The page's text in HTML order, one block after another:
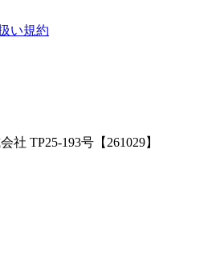
い規約
TP25-193号【261029】